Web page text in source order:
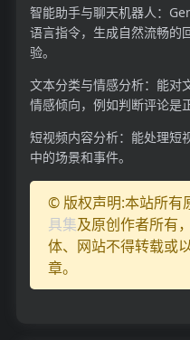
智能助手与聊天机器人：
语言指令，生成自然流畅的
验。
文本分类与情感分析：能对
情感倾向，例如判断评论是
短视频内容分析：能处理短
中的场景和事件。
© 版权声明:本站所有
具集及原创作者所有
体、网站不得转载或
章。